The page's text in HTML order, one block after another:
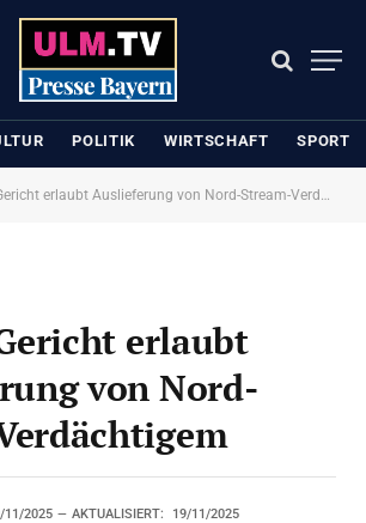
POLITIK WIRTSCHAFT SPORT
erlaubt Auslieferung von Nord-Stream-Verdächtigem
erlaubt
von Nord-
11/2025 AKTUALISIERT: 19/11/2025